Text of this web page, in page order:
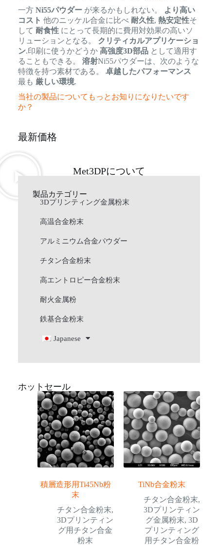
一方 Ni55パウダーが来るかもしれない。
より高い
コスト 他のニッケル合金に比べ 耐久性, 熱安定性そ
して 耐食性にとって長期的に費用対効果の高いソ
リューションとなる。 クリティカルアプリケーショ
ン.印刷に使うかどうか 高強度3D部品として適用す
ることもできる。 溶射Ni55パウダーは、次のような
特徴を持つ素材である。 卓越したパフォーマンス
最も 厳しい環境.
当社の製品についてもっとお知りになりたいです
か？
最新価格
Met3DPについて
製品カテゴリー
3Dプリンティング金属粉末
高温合金粉末
アルミニウム合金パウダー
チタン合金粉末
高エントロピー合金粉末
耐火金属粉
鉄基合金粉末
Japanese
ホットセール
積層造形用Ti45Nb粉
末
チタン合金粉末,
3Dプリンティン
グ用チタン合金
粉末
TiNb合金粉末
チタン合金粉末,
3Dプリンティン
グ金属粉末, 3D
プリンティング
用チタン合金粉